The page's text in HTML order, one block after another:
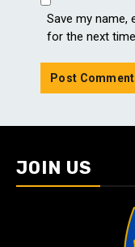
Save my name,
for the next
JOIN US